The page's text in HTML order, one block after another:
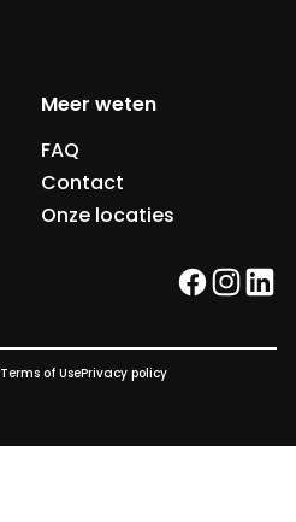
Meer weten
FAQ
Contact
Onze locaties
facebook
Terms of UsePrivacy policy